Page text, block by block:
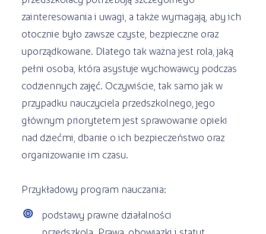
zainteresowania i uwagi, a także wymagają, aby ich
otocznie było zawsze czyste, bezpieczne oraz
uporządkowane. Dlatego tak ważna jest rola, jaką
pełni osoba, która asystuje wychowawcy podczas
codziennych zajęć. Oczywiście, tak samo jak w
przypadku nauczyciela przedszkolnego, jego
głównym priorytetem jest sprawowanie opieki
nad dziećmi, dbanie o ich bezpieczeństwo oraz
organizowanie im czasu.
Przykładowy program nauczania:
podstawy prawne działalności